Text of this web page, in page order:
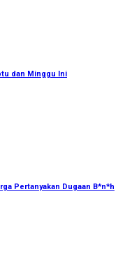
dan Minggu Ini
Pertanyakan Dugaan B*n*h